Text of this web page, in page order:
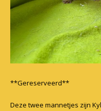
**Gereserveerd**
Deze twee mannetjes zijn